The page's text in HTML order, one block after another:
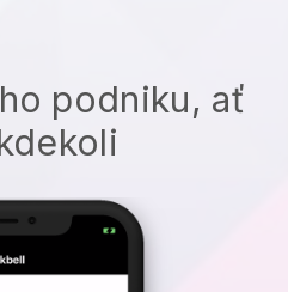
podniku, ať